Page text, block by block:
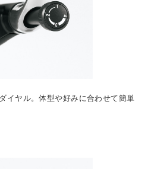
イヤル。体型や好みに合わせて簡単